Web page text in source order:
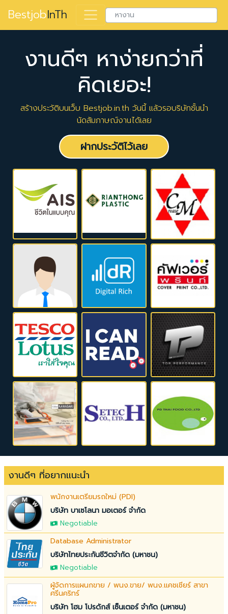
BestjobInTh
งานดีๆ หาง่ายกว่าที่
คิดเยอะ!
สร้างประวัติบนเว็บ Bestjob.in.th วันนี้ แล้วรอบริษัทชั้นนำ
นัดสัมภาษณ์งานได้เลย
ฝากประวัติไว้เลย
งานดีๆ ที่อยากแนะนำ
พนักงานเตรียมรถใหม่ (PDI)
บริษัท บาเซโลนา มอเตอร์ จำกัด
Negotiable
Database Administrator
บริษัทไทยประกันชีวิตจำกัด (มหาชน)
Negotiable
ผู้จัดการแผนกขาย / พนง.ขาย/ พนง.แคชเชียร์ สาขา
ศรีนคริทร์
บริษัท โฮม โปรดักส์ เซ็นเตอร์ จำกัด (มหาชน)